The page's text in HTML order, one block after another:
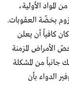
الأولية،
بخضّة العقوبات.
كافياً أن يعلن
صنفاً دوائياً تخصّ الأمراض المزمنة
جانباً من المشكلة
الدواء بأن